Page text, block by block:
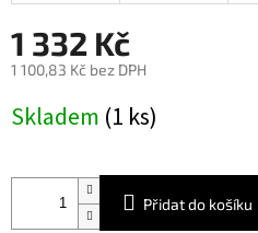
1 332 Kč
1 100,83 Kč bez DPH
cena:
Skladem (1 ks)
Přidat do košíku